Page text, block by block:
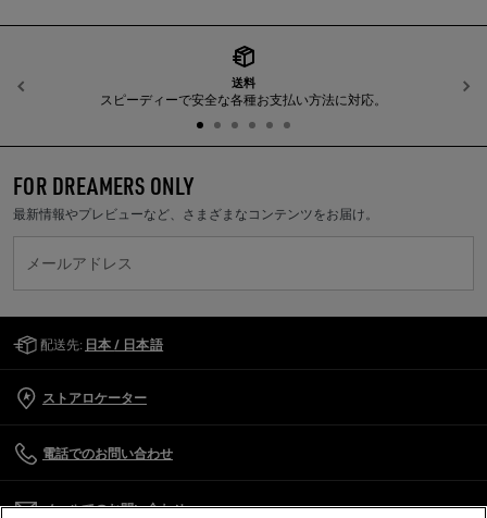
送料
スピーディーで安全な各種お支払い方法に対応。
前へ
FOR DREAMERS ONLY
最新情報やプレビューなど、さまざまなコンテンツをお届け。
メールアドレス
配送先: 日本 / 日本語
ストアロケーター
電話でのお問い合わせ
メールでのお問い合わせ